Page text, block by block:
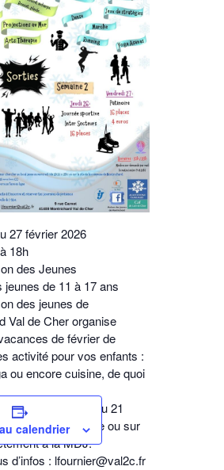
27 février 2026
18h
des Jeunes
jeunes de 11 à 17 ans
des jeunes de
Val de Cher organise
de février de
activité pour vos enfants :
ou encore cuisine, de quoi
se fait à partir du 21
votre espace famille ou sur
à la MDJ.
d’infos : lfournier@val2c.fr
calendrier